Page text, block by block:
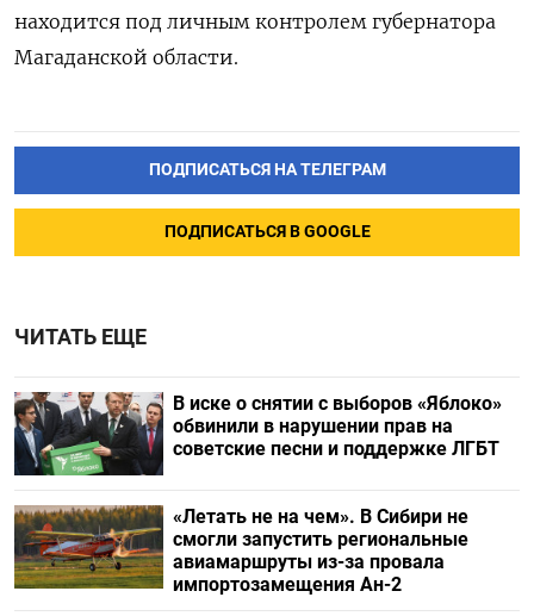
находится под личным контролем губернатора
Магаданской области.
ПОДПИСАТЬСЯ НА ТЕЛЕГРАМ
ПОДПИСАТЬСЯ В GOOGLE
ЧИТАТЬ ЕЩЕ
В иске о снятии с выборов «Яблоко»
обвинили в нарушении прав на
советские песни и поддержке ЛГБТ
«Летать не на чем». В Сибири не
смогли запустить региональные
авиамаршруты из-за провала
импортозамещения Ан-2